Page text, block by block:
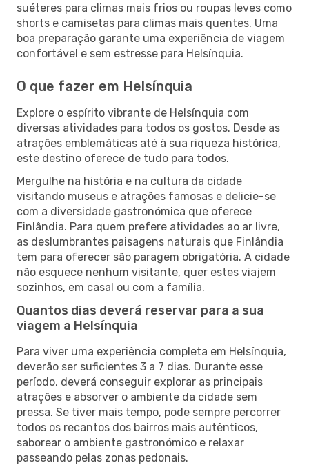
suéteres para climas mais frios ou roupas leves como
shorts e camisetas para climas mais quentes. Uma
boa preparação garante uma experiência de viagem
confortável e sem estresse para Helsínquia.
O que fazer em Helsínquia
Explore o espírito vibrante de Helsínquia com
diversas atividades para todos os gostos. Desde as
atrações emblemáticas até à sua riqueza histórica,
este destino oferece de tudo para todos.
Mergulhe na história e na cultura da cidade
visitando museus e atrações famosas e delicie-se
com a diversidade gastronómica que oferece
Finlândia. Para quem prefere atividades ao ar livre,
as deslumbrantes paisagens naturais que Finlândia
tem para oferecer são paragem obrigatória. A cidade
não esquece nenhum visitante, quer estes viajem
sozinhos, em casal ou com a família.
Quantos dias deverá reservar para a sua
viagem a Helsínquia
Para viver uma experiência completa em Helsínquia,
deverão ser suficientes 3 a 7 dias. Durante esse
período, deverá conseguir explorar as principais
atrações e absorver o ambiente da cidade sem
pressa. Se tiver mais tempo, pode sempre percorrer
todos os recantos dos bairros mais autênticos,
saborear o ambiente gastronómico e relaxar
passeando pelas zonas pedonais.